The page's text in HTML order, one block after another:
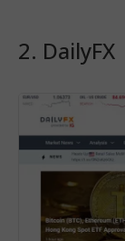
2. DailyFX